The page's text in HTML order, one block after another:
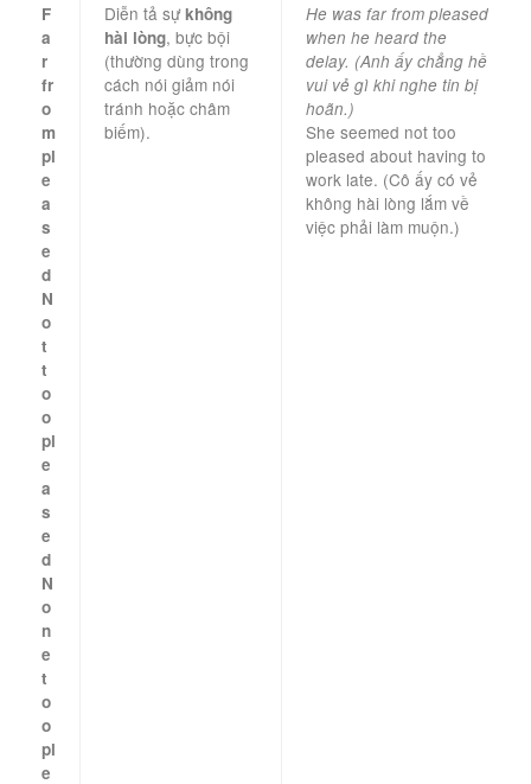
F
a
r
fr
o
m
pl
e
a
s
e
d
N
o
t
t
o
o
pl
e
a
s
e
d
N
o
n
e
t
o
o
pl
e
Diễn tả sựkhông
hài lòng, bực bội
(thường dùng trong
cách nói giảm nói
tránh hoặc châm
biếm).
He was far from pleased
when he heard the
delay. (Anh ấy chẳng hề
vui vẻ gì khi nghe tin bị
hoãn.)
She seemed not too
pleased about having to
work late. (Cô ấy có vẻ
không hài lòng lắm về
việc phải làm muộn.)